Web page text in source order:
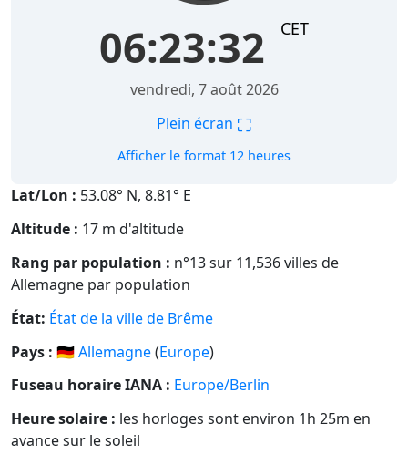
06:23:33 CET
vendredi, 7 août 2026
Plein écran ⛶
Afficher le format 12 heures
Lat/Lon : 53.08° N, 8.81° E
Altitude : 17 m d'altitude
Rang par population : n°13 sur 11,536 villes de
Allemagne par population
État: État de la ville de Brême
Pays : 🇩🇪Allemagne(Europe)
Fuseau horaire IANA : Europe/Berlin
Heure solaire : les horloges sont environ 1h 25m en
avance sur le soleil